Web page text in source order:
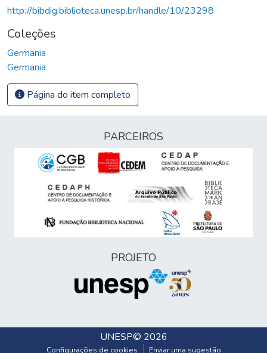
http://bibdig.biblioteca.unesp.br/handle/10/23298
Coleções
Germania
Germania
Página do item completo
PARCEIROS
PROJETO
UNESP© 2026
Configurações de cookies Enviar uma sugestão